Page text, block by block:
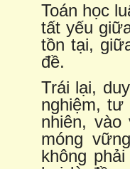
Toán học
tất yếu
tồn tại,
đề.
Trái lại,
nghiệm,
nhiên,
móng
không